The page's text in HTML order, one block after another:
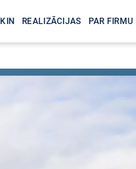
REALIZĀCIJAS PAR FIRMU